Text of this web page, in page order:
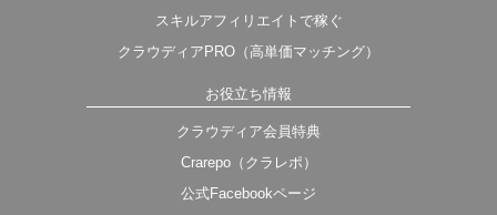
スキルアフィリエイトで稼ぐ
クラウディアPRO（高単価マッチング）
お役立ち情報
クラウディア会員特典
Crarepo（クラレポ）
公式Facebookページ